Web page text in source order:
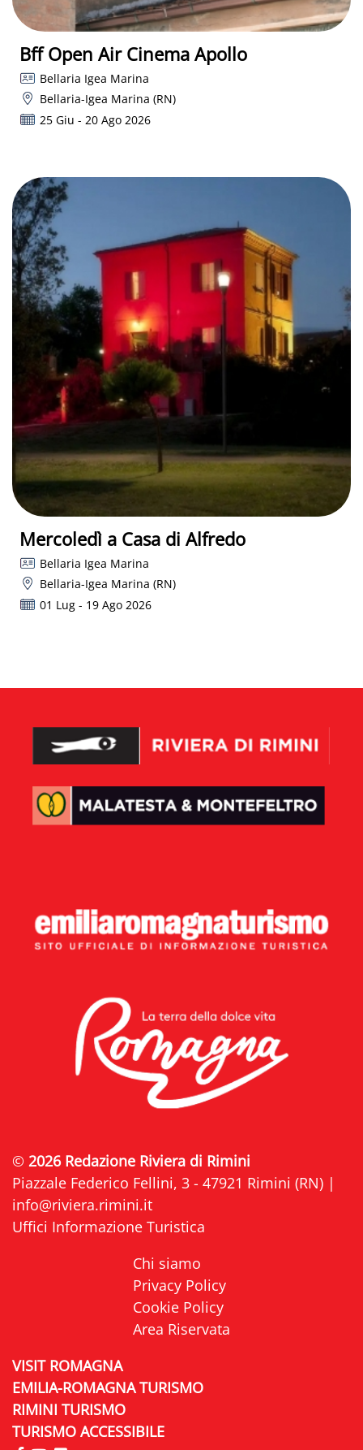
Bff Open Air Cinema Apollo
Bellaria Igea Marina
Bellaria-Igea Marina (RN)
25 Giu - 20 Ago 2026
Mercoledì a Casa di Alfredo
Bellaria Igea Marina
Bellaria-Igea Marina (RN)
01 Lug - 19 Ago 2026
© 2026 Redazione Riviera di Rimini
Piazzale Federico Fellini, 3 - 47921 Rimini (RN) |
info@riviera.rimini.it
Uffici Informazione Turistica
Chi siamo
Privacy Policy
Cookie Policy
Area Riservata
VISIT ROMAGNA
EMILIA-ROMAGNA TURISMO
RIMINI TURISMO
TURISMO ACCESSIBILE